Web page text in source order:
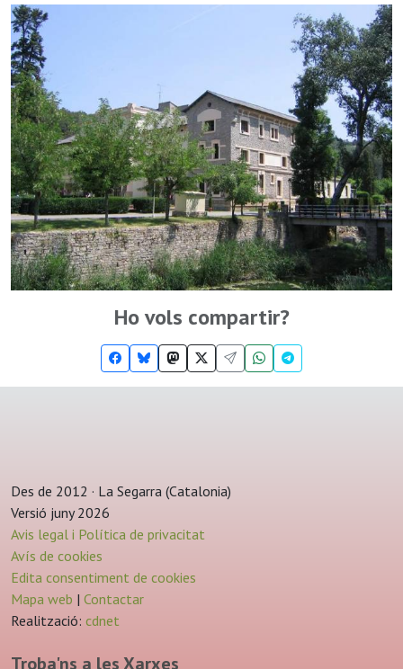
Ho vols compartir?
Des de 2012 · La Segarra (Catalonia)
Versió juny 2026
Avis legal i Política de privacitat
Avís de cookies
Edita consentiment de cookies
Mapa web | Contactar
Realització: cdnet
Troba'ns a les Xarxes